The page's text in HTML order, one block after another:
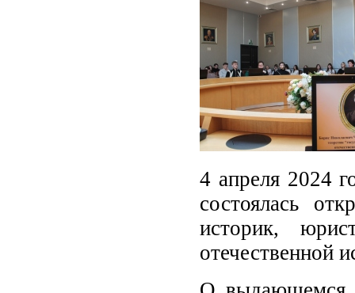
4 апреля 2024
состоялась
историк,
отечественной